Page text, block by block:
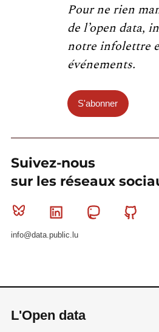
Pour ne rien
de l’open data,
notre infolettre
événements.
S'abonner
Suivez-nous
sur les réseaux
Bluesky Linkedin Mastodon
info@data.public.lu
L'Open data